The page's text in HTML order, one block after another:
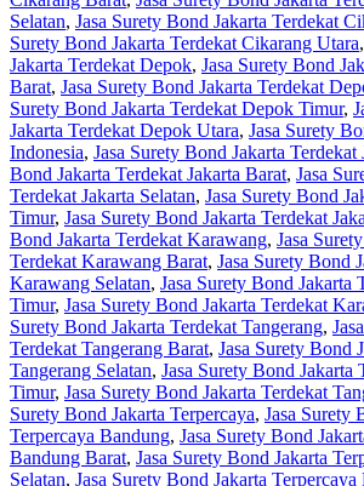
Selatan, Jasa Surety Bond Jakarta Terdekat
Surety Bond Jakarta Terdekat Cikarang Utara,
Jakarta Terdekat Depok, Jasa Surety Bond
Barat, Jasa Surety Bond Jakarta Terdekat
Surety Bond Jakarta Terdekat Depok Timur,
Jakarta Terdekat Depok Utara, Jasa Surety
Indonesia, Jasa Surety Bond Jakarta Terdekat
Bond Jakarta Terdekat Jakarta Barat, Jasa
Terdekat Jakarta Selatan, Jasa Surety Bond
Timur, Jasa Surety Bond Jakarta Terdekat
Bond Jakarta Terdekat Karawang, Jasa
Terdekat Karawang Barat, Jasa Surety Bond
Karawang Selatan, Jasa Surety Bond Jakarta
Timur, Jasa Surety Bond Jakarta Terdekat
Surety Bond Jakarta Terdekat Tangerang,
Terdekat Tangerang Barat, Jasa Surety Bond
Tangerang Selatan, Jasa Surety Bond Jakarta
Timur, Jasa Surety Bond Jakarta Terdekat
Surety Bond Jakarta Terpercaya, Jasa Surety
Terpercaya Bandung, Jasa Surety Bond
Bandung Barat, Jasa Surety Bond Jakarta
Selatan, Jasa Surety Bond Jakarta